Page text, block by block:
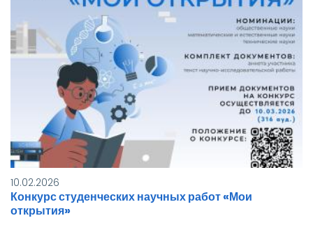
10.02.2026
Конкурс студенческих научных работ «Мои
открытия»